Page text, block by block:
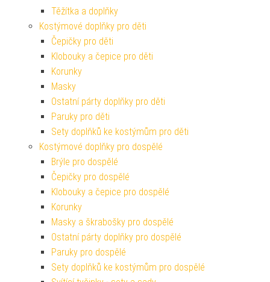
Těžítka a doplňky
Kostýmové doplňky pro děti
Čepičky pro děti
Klobouky a čepice pro děti
Korunky
Masky
Ostatní párty doplňky pro děti
Paruky pro děti
Sety doplňků ke kostýmům pro děti
Kostýmové doplňky pro dospělé
Brýle pro dospělé
Čepičky pro dospělé
Klobouky a čepice pro dospělé
Korunky
Masky a škrabošky pro dospělé
Ostatní párty doplňky pro dospělé
Paruky pro dospělé
Sety doplňků ke kostýmům pro dospělé